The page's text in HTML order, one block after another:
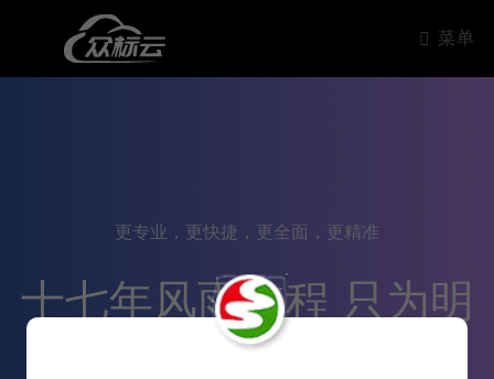
菜单
更专业，更快捷，更全面，更精准
十七年风雨兼程 只为明
天更好的服务